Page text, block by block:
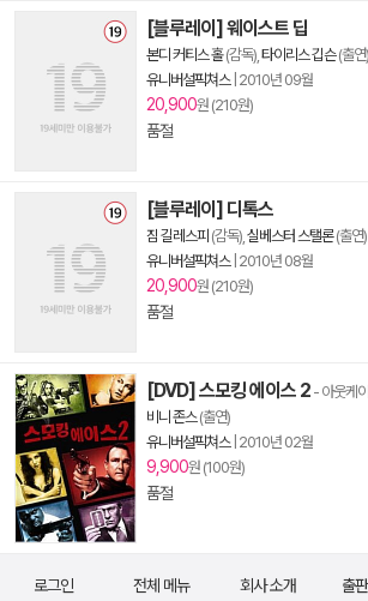
[블루레이] 웨이스트 딥
본디 커티스 홀(감독), 타이리스 깁슨(출연)
유니버설픽쳐스| 2010년 09월
20,900원 (210원)
품절
[블루레이] 디톡스
짐 길레스피 (감독), 실베스터 스탤론(출연)
유니버설픽쳐스| 2010년 08월
20,900원 (210원)
품절
[DVD] 스모킹 에이스 2 - 아웃케
비니 존스(출연)
유니버설픽쳐스| 2010년 02월
9,900원 (100원)
품절
로그인 전체 메뉴 회사 소개 출